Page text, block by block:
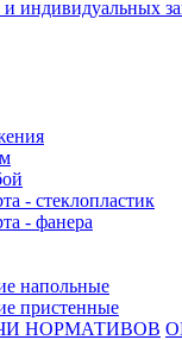
индивидуальных
- стеклопластик
- фанера
напольные
пристенные
НОРМАТИВОВ